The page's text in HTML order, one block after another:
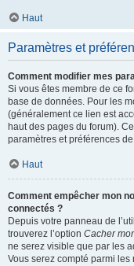
Haut
Paramètres et
Comment modifier mes
Si vous êtes membre de ce
base de données. Pour les
(généralement ce lien est
haut des pages du forum).
paramètres et préférences
Haut
Comment empêcher mon
connectés ?
Depuis votre panneau de
trouverez l’option Cacher
ne serez visible que par les
Vous serez compté parmi